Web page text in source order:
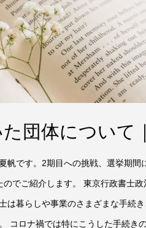
団体について
帆です。2期目への挑戦、選挙期
でご紹介します。 東京行政書士
は暮らしや事業のさまざまな手続
コロナ禍では特にこうした手続き